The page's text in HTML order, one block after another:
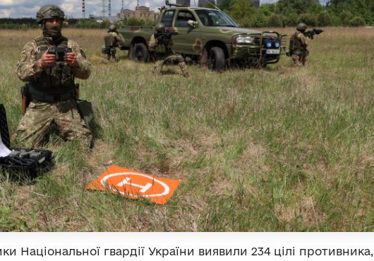
Національної гвардії України виявили 234 цілі противника,